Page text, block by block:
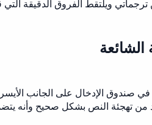
ويلتقط الفروق الدقيقة التي
الشائعة